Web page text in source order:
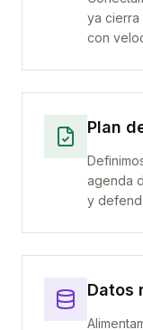
ya
con
Plan
agenda
y
Datos